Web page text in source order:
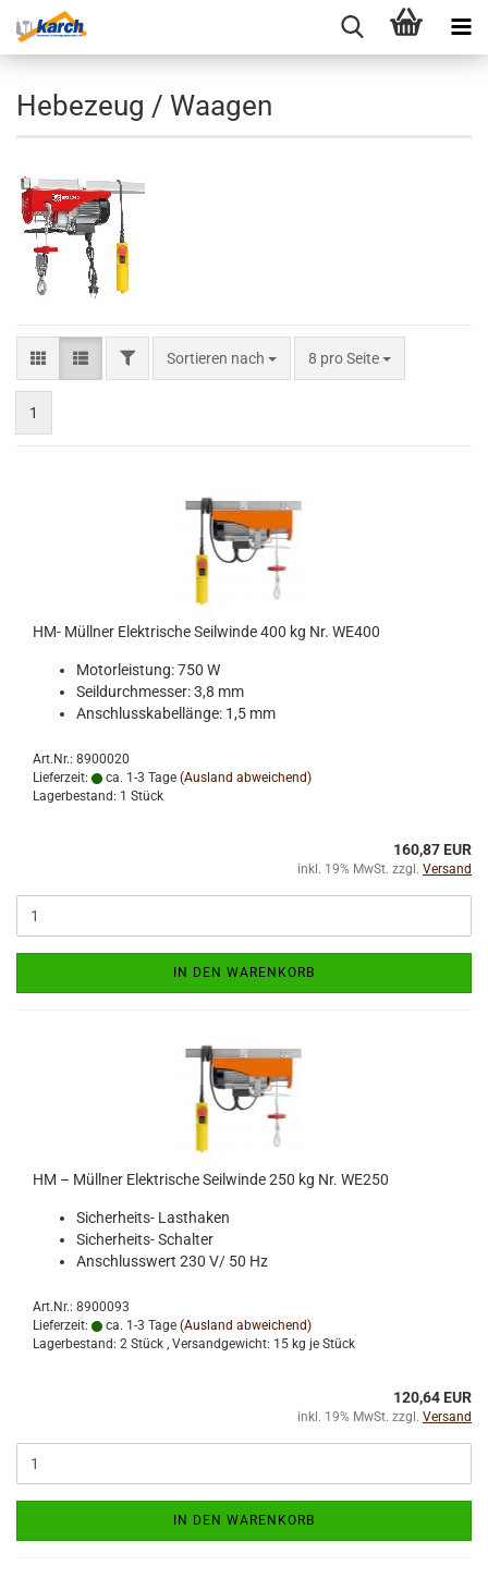
Hebezeug / Waagen
FILTERSortieren nach
Sortieren nach 8 pro Seite
pro Seite
1
HM- Müllner Elektrische Seilwinde 400 kg Nr. WE400
Motorleistung: 750 W
Seildurchmesser: 3,8 mm
Anschlusskabellänge: 1,5 mm
Art.Nr.: 8900020
Lieferzeit:
ca. 1-3 Tage (Ausland abweichend)
Lagerbestand: 1 Stück
160,87 EUR
inkl. 19% MwSt. zzgl. Versand
IN DEN WARENKORB
HM – Müllner Elektrische Seilwinde 250 kg Nr. WE250
Sicherheits- Lasthaken
Sicherheits- Schalter
Anschlusswert 230 V/ 50 Hz
Art.Nr.: 8900093
Lieferzeit:
ca. 1-3 Tage (Ausland abweichend)
Lagerbestand: 2 Stück , Versandgewicht: 15 kg je Stück
120,64 EUR
inkl. 19% MwSt. zzgl. Versand
IN DEN WARENKORB